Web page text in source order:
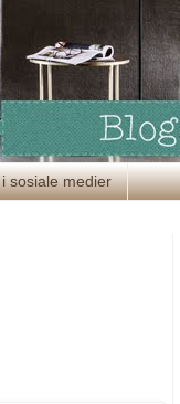
sosiale medier